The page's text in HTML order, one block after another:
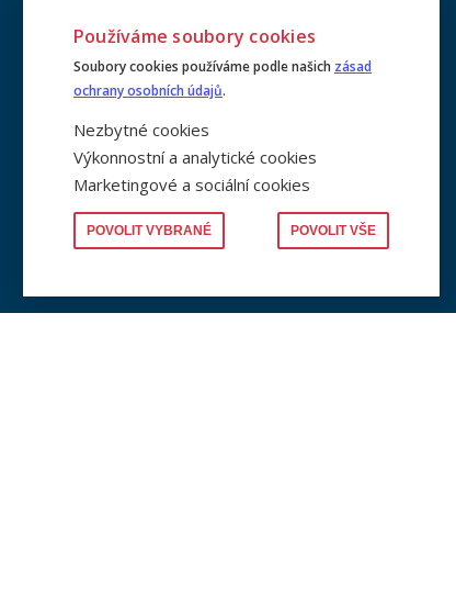
PLWP (Working Papers)
Aktuální číslo najdete zde
Používáme soubory cookies
Soubory cookies používáme podle našich zásad
ochrany osobních údajů.
Nezbytné cookies
Výkonnostní a analytické cookies
Marketingové a sociální cookies
POVOLIT VYBRANÉ POVOLIT VŠE